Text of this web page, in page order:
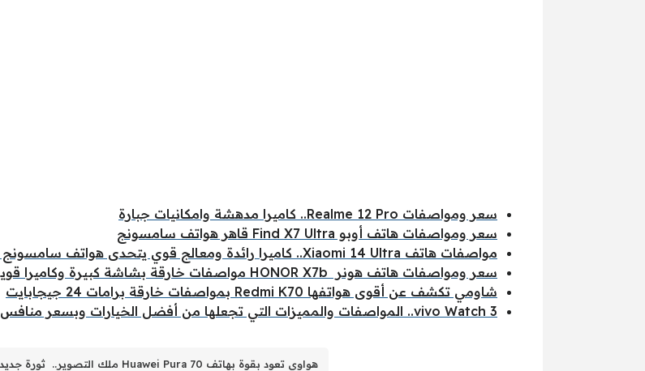
سعر ومواصفات Realme 12 Pro.. كاميرا مدهشة وامكانيات جبارة
سعر ومواصفات هاتف أوبو Find X7 Ultra قاهر هواتف سامسونج
مواصفات هاتف Xiaomi 14 Ultra.. كاميرا رائدة ومعالج قوي يتحدى هواتف سامسونج وآيفون
سعر ومواصفات هاتف هونر HONOR X7b مواصفات خارقة بشاشة كبيرة وكاميرا قوية وبطارية طويلة الأمد
شاومي تكشف عن أقوى هواتفها Redmi K70 بمواصفات خارقة برامات 24 جيجابايت
vivo Watch 3.. المواصفات والمميزات التي تجعلها من أفضل الخيارات وبسعر منافس
هواوي تعود بقوة بهاتف Huawei Pura 70 ملك التصوير.. ثورة جديدة في عالم الهواتف الذكية